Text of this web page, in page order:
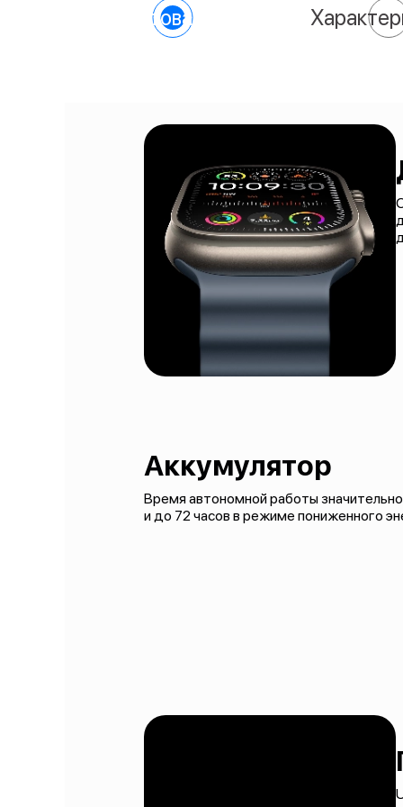
О товаре
Аккумулятор
Время автономной работы
и до 72 часов в режиме пониженного